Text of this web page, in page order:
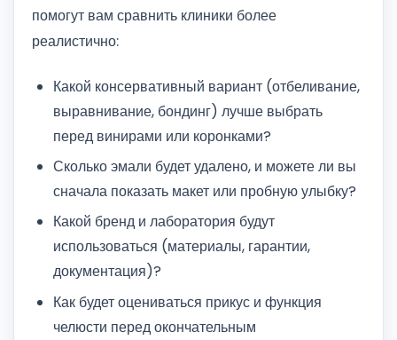
помогут вам сравнить клиники более
реалистично:
Какой консервативный вариант (отбеливание,
выравнивание, бондинг) лучше выбрать
перед винирами или коронками?
Сколько эмали будет удалено, и можете ли вы
сначала показать макет или пробную улыбку?
Какой бренд и лаборатория будут
использоваться (материалы, гарантии,
документация)?
Как будет оцениваться прикус и функция
челюсти перед окончательным